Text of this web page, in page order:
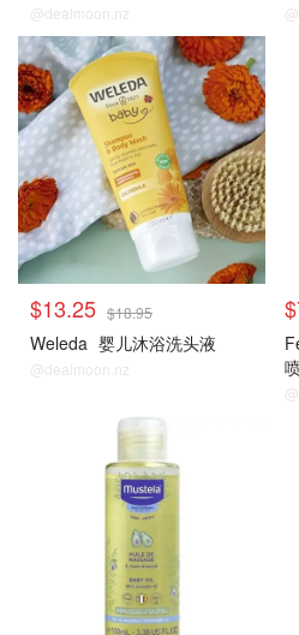
@dealmoon.nz
$13.25 $18.95
Weleda 婴儿沐浴洗头液
@dealmoon.nz